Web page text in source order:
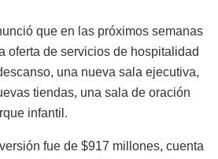
que en las próximos semanas
oferta de servicios de hospitalidad
una nueva sala ejecutiva,
tiendas, una sala de oración
infantil.
fue de $917 millones, cuenta